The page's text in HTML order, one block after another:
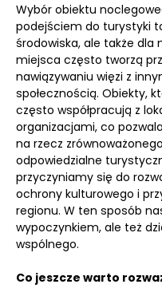
Wybór obiektu
podejściem do turystyki
środowiska, ale także dla
miejsca często tworzą
nawiązywaniu więzi z
społecznością. Obiekty,
często współpracują z
organizacjami, co
na rzecz
odpowiedzialne
przyczyniamy się do
ochrony kulturowego i
regionu. W ten sposób
wypoczynkiem, ale też
wspólnego.
Co jeszcze warto